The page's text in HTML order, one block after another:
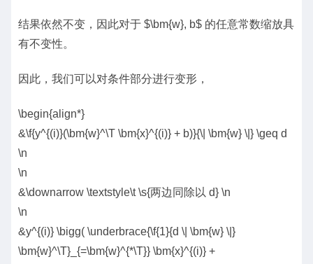
结果依然不变，因此对于 $\bm{w}, b$ 的任意常数缩放具
有不变性。
因此，我们可以对条件部分进行变形，
\begin{align*}
&\f{y^{(i)}(\bm{w}^\T \bm{x}^{(i)} + b)}{\| \bm{w} \|} \geq d
\n
\n
&\downarrow \textstyle\t \s{两边同除以 d} \n
\n
&y^{(i)} \bigg( \underbrace{\f{1}{d \| \bm{w} \|}
\bm{w}^\T}_{=\bm{w}^{*\T}} \bm{x}^{(i)} +